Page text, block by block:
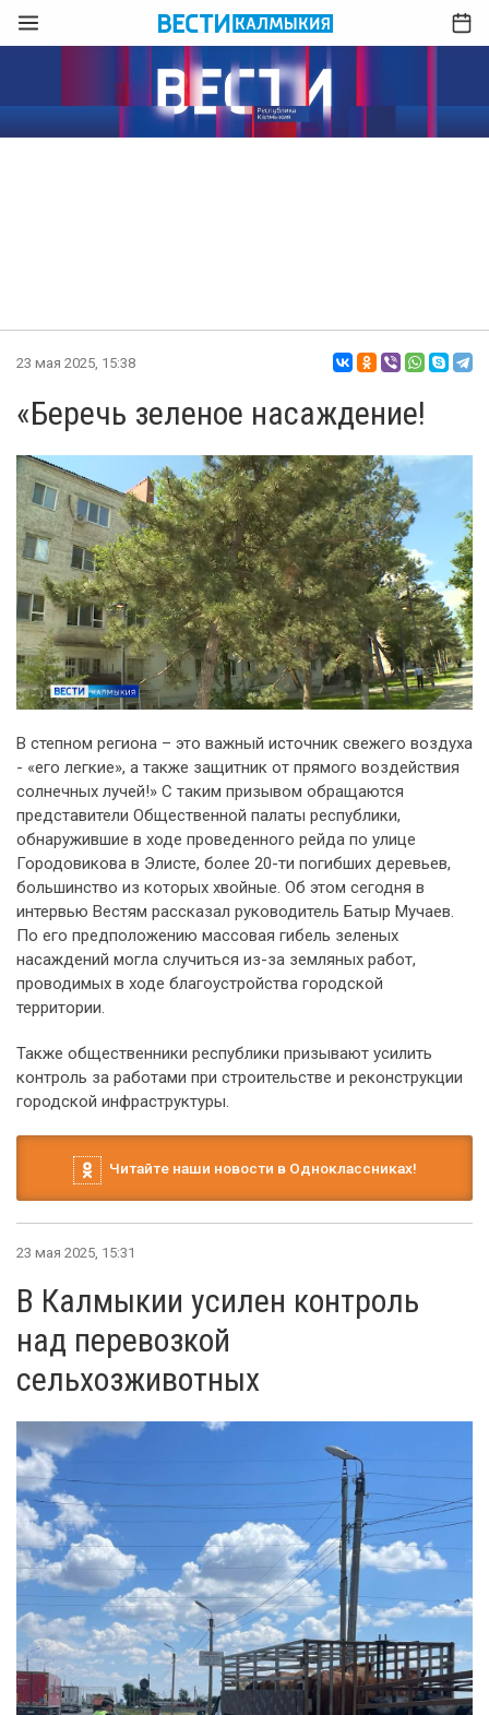
23 мая 2025, 15:38
«Беречь зеленое насаждение!
В степном региона – это важный источник свежего воздуха
- «его легкие», а также защитник от прямого воздействия
солнечных лучей!» С таким призывом обращаются
представители Общественной палаты республики,
обнаружившие в ходе проведенного рейда по улице
Городовикова в Элисте, более 20-ти погибших деревьев,
большинство из которых хвойные. Об этом сегодня в
интервью Вестям рассказал руководитель Батыр Мучаев.
По его предположению массовая гибель зеленых
насаждений могла случиться из-за земляных работ,
проводимых в ходе благоустройства городской
территории.
Также общественники республики призывают усилить
контроль за работами при строительстве и реконструкции
городской инфраструктуры.
Читайте наши новости в Одноклассниках!
23 мая 2025, 15:31
В Калмыкии усилен контроль
над перевозкой
сельхозживотных